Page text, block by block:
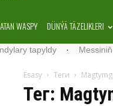
WASPY DÜNÝÄ TÄZELIKLERI
· Messiniň
Esasy Теги
Тег: